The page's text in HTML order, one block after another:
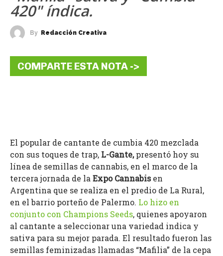
420" índica.
By Redacción Creativa
COMPARTE ESTA NOTA ->
El popular de cantante de cumbia 420 mezclada
con sus toques de trap, L-Gante,presentó hoy su
línea de semillas de cannabis, en el marco de la
tercera jornada de laExpo Cannabisen
Argentina que se realiza en el predio de La Rural,
en el barrio porteño de Palermo. Lo hizo en
conjunto con Champions Seeds, quienes apoyaron
al cantante a seleccionar una variedad indica y
sativa para su mejor parada. El resultado fueron las
semillas feminizadas llamadas “Mafilia” de la cepa